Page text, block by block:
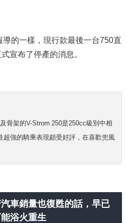
的一樣，現行款最後一台750直
宣布了停產的消息。
骨架的V-Strom 250是250cc級別中相
強的騎乘表現頗受好評，在喜歡兜風
車銷量也復甦的話，早已
浴火重生